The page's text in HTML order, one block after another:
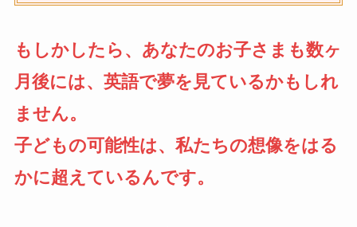
もしかしたら、あなたのお子さまも数ヶ
月後には、英語で夢を見ているかもしれ
ません。
子どもの可能性は、私たちの想像をはる
かに超えているんです。